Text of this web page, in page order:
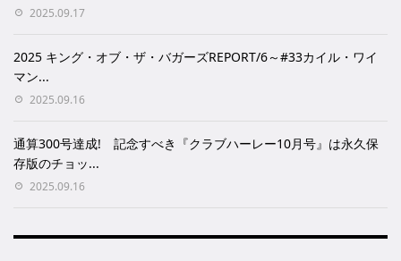
2025.09.17
2025 キング・オブ・ザ・バガーズREPORT/6～#33カイル・ワイ
マン...
2025.09.16
通算300号達成! 記念すべき『クラブハーレー10月号』は永久保
存版のチョッ...
2025.09.16